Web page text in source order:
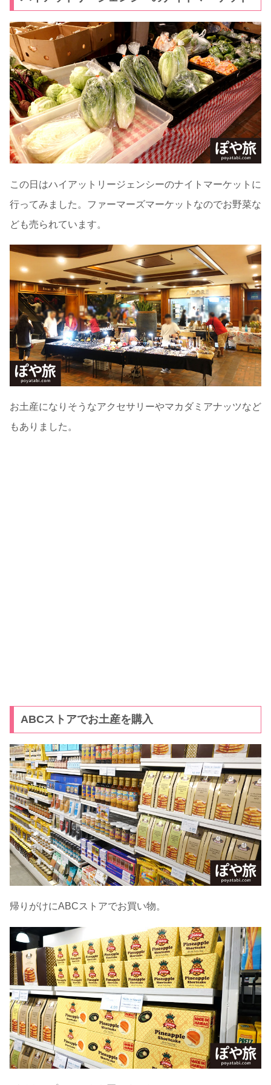
この日はハイアットリージェンシーのナイトマーケットに
行ってみました。ファーマーズマーケットなのでお野菜な
ども売られています。
お土産になりそうなアクセサリーやマカダミアナッツなど
もありました。
ABCストアでお土産を購入
帰りがけにABCストアでお買い物。